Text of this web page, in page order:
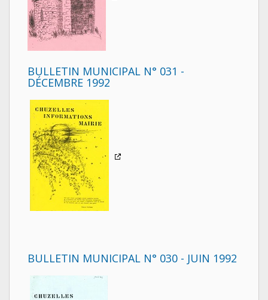
BULLETIN MUNICIPAL N° 031 -
DÉCEMBRE 1992
BULLETIN MUNICIPAL N° 030 - JUIN 1992